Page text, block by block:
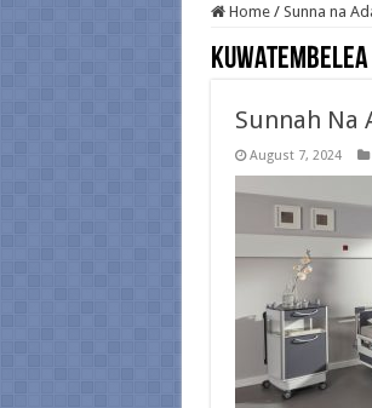
Home / Sunna na
Sunnah Na
August 7, 2024